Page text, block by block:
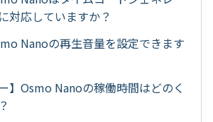
対応していますか？
Nanoの再生音量を設定できます
】Osmo Nanoの稼働時間はどのく